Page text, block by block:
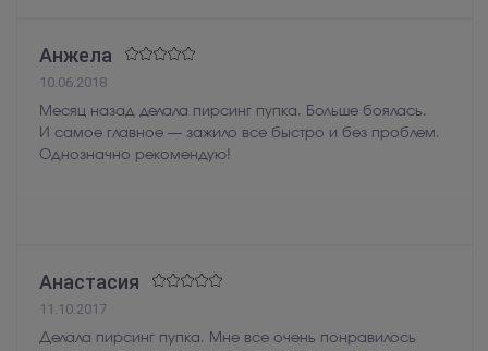
Анжела
10.06.2018
Месяц назад делала пирсинг пупка. Больше боялась.
И самое главное — зажило все быстро и без проблем.
Однозначно рекомендую!
Анастасия
11.10.2017
Делала пирсинг пупка. Мне все очень понравилось